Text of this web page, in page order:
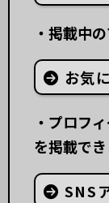
・掲載中
お気
・プロフ
を掲載で
SNS